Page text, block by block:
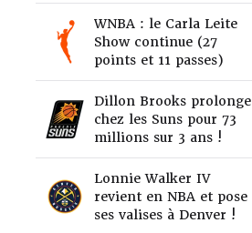
WNBA : le Carla Leite
Show continue (27
points et 11 passes)
Dillon Brooks prolonge
chez les Suns pour 73
millions sur 3 ans !
Lonnie Walker IV
revient en NBA et pose
ses valises à Denver !